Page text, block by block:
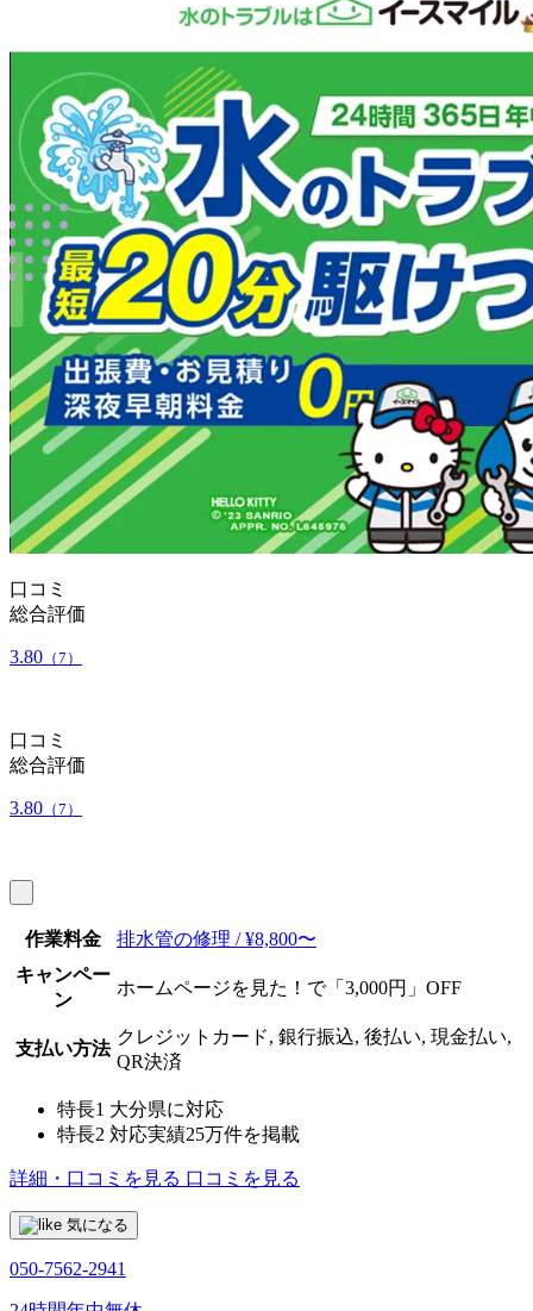
口コミ
総合評価
3.80 （7）
口コミ
総合評価
3.80 （7）
作業料金
排水管の修理 / ¥8,800〜
キャンペー
ン
ホームページを見た！で「3,000円」OFF
支払い方法
クレジットカード, 銀行振込, 後払い, 現金払い,
QR決済
特長1 大分県に対応
特長2 対応実績25万件を掲載
詳細・口コミを見る 口コミを見る
気になる
050-7562-2941